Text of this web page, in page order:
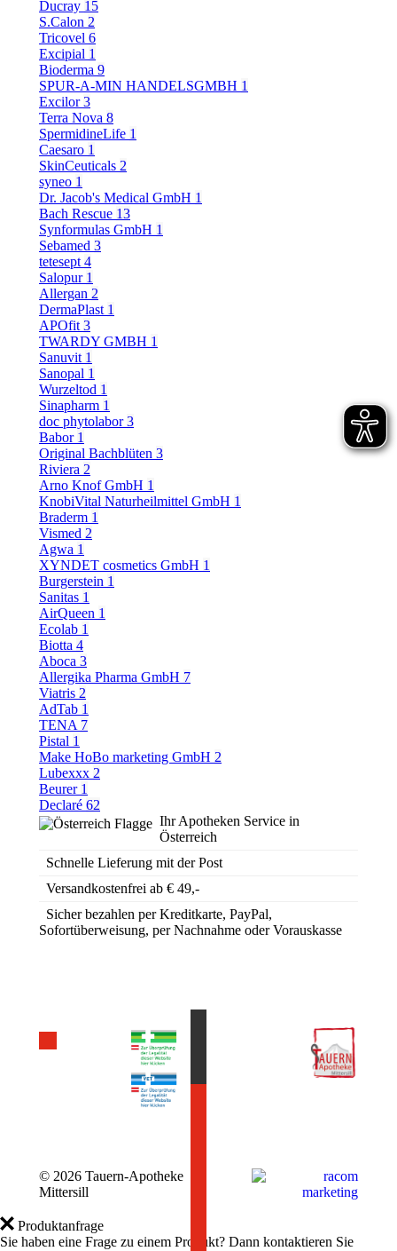
Ducray 15
S.Calon 2
Tricovel 6
Excipial 1
Bioderma 9
SPUR-A-MIN HANDELSGMBH 1
Excilor3
Terra Nova 8
SpermidineLife 1
Caesaro 1
SkinCeuticals 2
syneo 1
Dr. Jacob's Medical GmbH 1
Bach Rescue 13
Synformulas GmbH 1
Sebamed 3
tetesept 4
Salopur 1
Allergan 2
DermaPlast 1
APOfit 3
TWARDY GMBH 1
Sanuvit 1
Sanopal 1
Wurzeltod 1
Sinapharm 1
doc phytolabor3
Babor 1
Original Bachblüten 3
Riviera 2
Arno Knof GmbH 1
KnobiVital Naturheilmittel GmbH 1
Braderm 1
Vismed 2
Agwa 1
XYNDET cosmetics GmbH 1
Burgerstein 1
Sanitas 1
AirQueen 1
Ecolab 1
Biotta 4
Aboca 3
Allergika Pharma GmbH 7
Viatris 2
AdTab 1
TENA 7
Pistal 1
Make HoBo marketing GmbH 2
Lubexxx 2
Beurer 1
Declaré 62
Ihr Apotheken Service in
Österreich
Schnelle Lieferung mit der Post
Versandkostenfrei ab € 49,-
Sicher bezahlen per Kreditkarte, PayPal,
Sofortüberweisung, per Nachnahme oder Vorauskasse
© 2026 Tauern-Apotheke
Mittersill
Produktanfrage
Sie haben eine Frage zu einem Produkt? Dann kontaktieren Sie